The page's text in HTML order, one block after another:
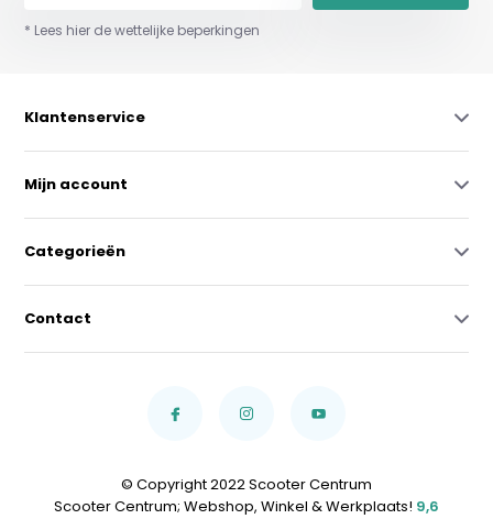
* Lees hier de wettelijke beperkingen
Klantenservice
Mijn account
Categorieën
Contact
© Copyright 2022 Scooter Centrum
Scooter Centrum; Webshop, Winkel & Werkplaats! 9,6